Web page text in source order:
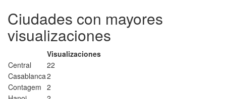
Ciudades con mayores
visualizaciones
Visualizaciones
Central
22
Casablanca2
Contagem 2